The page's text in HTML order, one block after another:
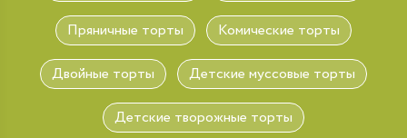
Пряничные торты Комические торты
Двойные торты Детские муссовые торты
Детские творожные торты